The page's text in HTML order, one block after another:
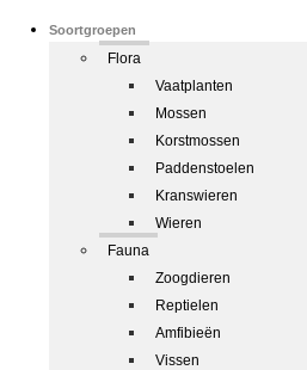
Soortgroepen
Flora
Vaatplanten
Mossen
Korstmossen
Paddenstoelen
Kranswieren
Wieren
Fauna
Zoogdieren
Reptielen
Amfibieën
Vissen